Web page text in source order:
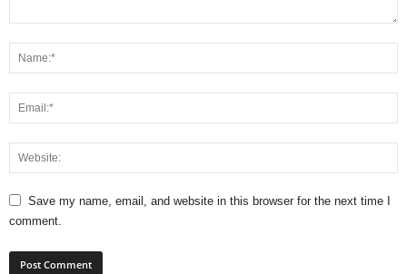
Save my name, email, and website in this browser for the next time I
comment.